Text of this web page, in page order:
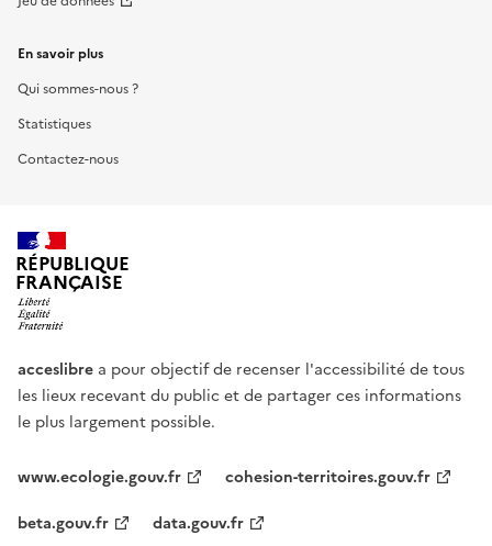
En savoir plus
Qui sommes-nous ?
Statistiques
Contactez-nous
RÉPUBLIQUE
FRANÇAISE
acceslibre a pour objectif de recenser l'accessibilité de tous
les lieux recevant du public et de partager ces informations
le plus largement possible.
www.ecologie.gouv.fr
cohesion-territoires.gouv.fr
beta.gouv.fr
data.gouv.fr